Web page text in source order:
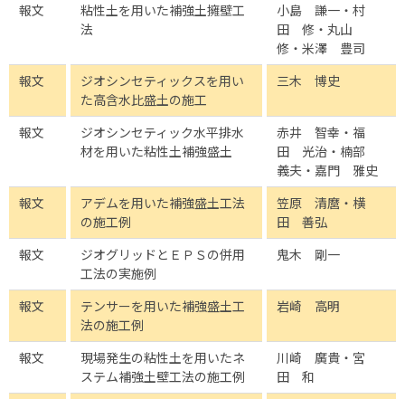
報文
粘性土を用いた補強土擁壁工
法
小島 謙一・村
田 修・丸山
修・米澤 豊司
報文
ジオシンセティックスを用い
た高含水比盛土の施工
三木 博史
報文
ジオシンセティック水平排水
材を用いた粘性土補強盛土
赤井 智幸・福
田 光治・楠部
義夫・嘉門 雅史
報文
アデムを用いた補強盛土工法
の施工例
笠原 清麿・横
田 善弘
報文
ジオグリッドとＥＰＳの併用
工法の実施例
鬼木 剛一
報文
テンサーを用いた補強盛土工
法の施工例
岩崎 高明
報文
現場発生の粘性土を用いたネ
ステム補強土壁工法の施工例
川崎 廣貴・宮
田 和